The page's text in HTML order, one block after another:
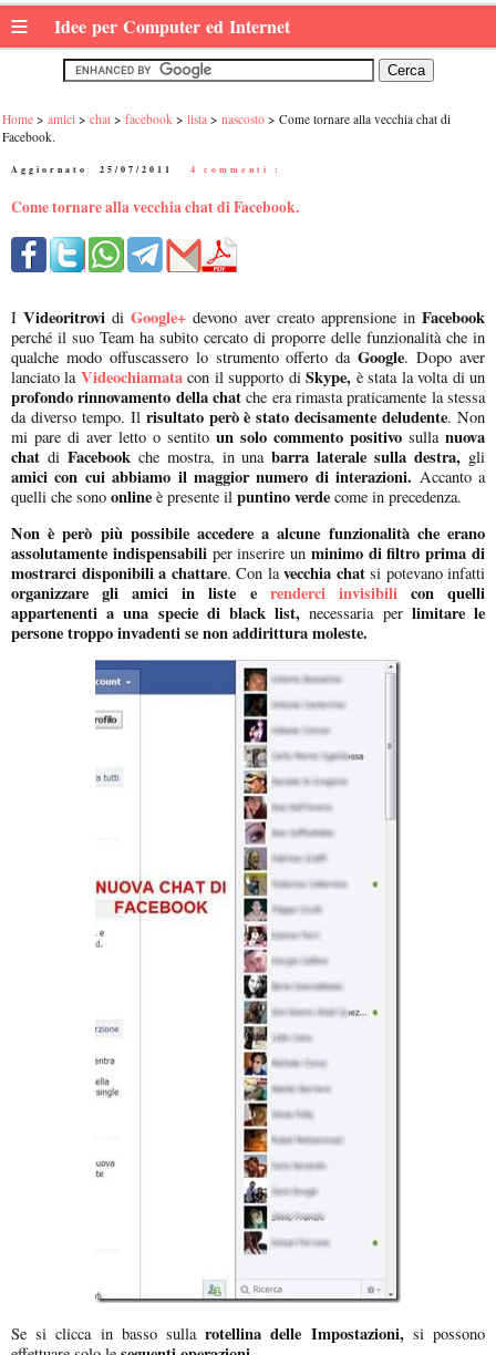
≡ Idee per Computer ed Internet
Home amici chat facebook lista nascosto
Come tornare alla vecchia chat di
Facebook.
Aggiornato: 25/07/2011 4 commenti :
Come tornare alla vecchia chat di Facebook.
IVideoritrovidi Google+ devono aver creato apprensione inFacebook
perché il suo Team ha subito cercato di proporre delle funzionalità che in
qualche modo offuscassero lo strumento offerto daGoogle. Dopo aver
lanciato la Videochiamatacon il supporto diSkype, è stata la volta di un
profondo rinnovamento della chat che era rimasta praticamente la stessa
da diverso tempo. Il risultato però è stato decisamente deludente. Non
mi pare di aver letto o sentito un solo commento positivo sullanuova
chat di Facebook che mostra, in unabarra laterale sulla destra, gli
amici con cui abbiamo il maggior numero di interazioni. Accanto a
quelli che sono online è presente il puntino verde come in precedenza.
Non è però più possibile accedere a alcune funzionalità che erano
assolutamente indispensabiliper inserire un minimo di filtro prima di
mostrarci disponibili a chattare. Con lavecchia chatsi potevano infatti
organizzare gli amici in liste e renderci invisibilicon quelli
appartenenti a una specie di black list, necessaria perlimitare le
persone troppo invadenti se non addirittura moleste.
Se si clicca in basso sullarotellina delle Impostazioni,si possono